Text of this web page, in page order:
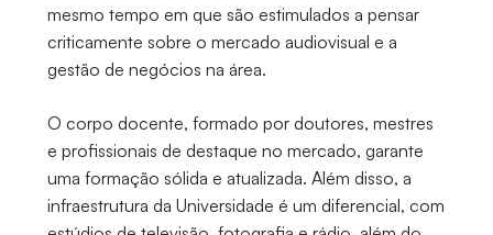
mesmo tempo em que são estimulados a pensar
criticamente sobre o mercado audiovisual e a
gestão de negócios na área.
O corpo docente, formado por doutores, mestres
e profissionais de destaque no mercado, garante
uma formação sólida e atualizada. Além disso, a
infraestrutura da Universidade é um diferencial, com